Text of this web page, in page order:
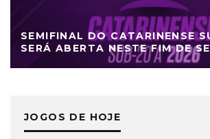
SEMIFINAL DO CATARINENSE
SERÁ ABERTA NESTE FIM DE
JOGOS DE HOJE